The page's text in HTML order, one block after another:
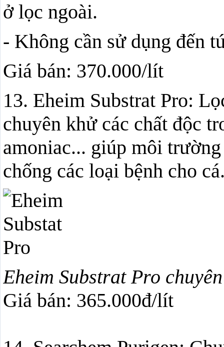
ở lọc ngoài.
- Không cần sử dụng đến
Giá bán: 370.000/lít
13. Eheim Substrat Pro:
chuyên khử các chất độc
amoniac... giúp môi
chống các loại bệnh cho
Eheim Substrat Pro
Giá bán: 365.000đ/lít